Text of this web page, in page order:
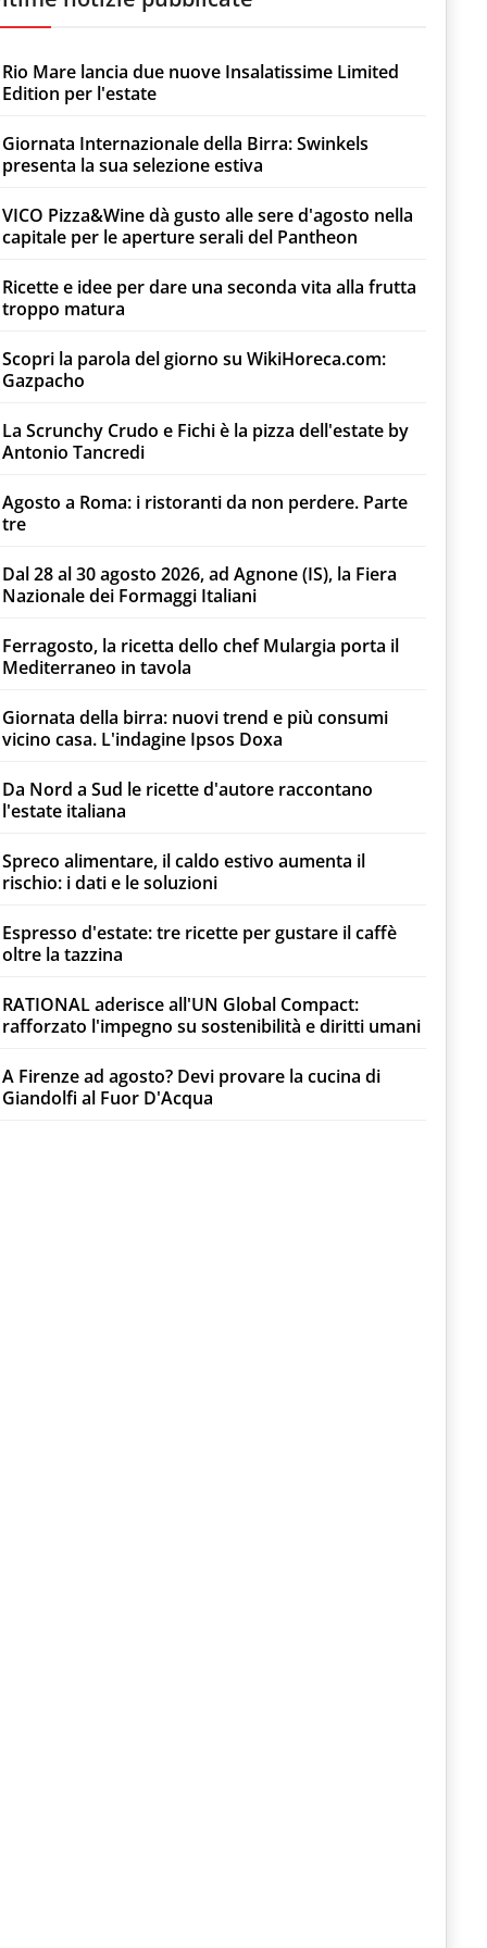
Rio Mare lancia due nuove Insalatissime Limited
Edition per l'estate
Giornata Internazionale della Birra: Swinkels
presenta la sua selezione estiva
VICO Pizza&Wine dà gusto alle sere d'agosto nella
capitale per le aperture serali del Pantheon
Ricette e idee per dare una seconda vita alla frutta
troppo matura
Scopri la parola del giorno su WikiHoreca.com:
Gazpacho
La Scrunchy Crudo e Fichi è la pizza dell'estate by
Antonio Tancredi
Agosto a Roma: i ristoranti da non perdere. Parte
tre
Dal 28 al 30 agosto 2026, ad Agnone (IS), la Fiera
Nazionale dei Formaggi Italiani
Ferragosto, la ricetta dello chef Mulargia porta il
Mediterraneo in tavola
Giornata della birra: nuovi trend e più consumi
vicino casa. L'indagine Ipsos Doxa
Da Nord a Sud le ricette d'autore raccontano
l'estate italiana
Spreco alimentare, il caldo estivo aumenta il
rischio: i dati e le soluzioni
Espresso d'estate: tre ricette per gustare il caffè
oltre la tazzina
RATIONAL aderisce all'UN Global Compact:
rafforzato l'impegno su sostenibilità e diritti umani
A Firenze ad agosto? Devi provare la cucina di
Giandolfi al Fuor D'Acqua